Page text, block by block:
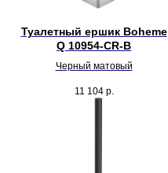
Туалетный ершик Boheme
Q 10954-CR-B
Черный матовый
11 104 р.